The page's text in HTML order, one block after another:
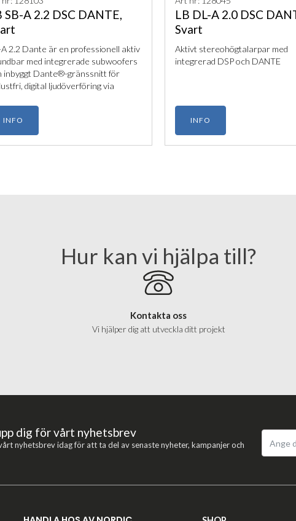
SB-A 2.2 DSC DANTE,
A 2.2 Dante är en professionell aktiv
med integrerade subwoofers
inbyggt Dante®-gränssnitt för
digital ljudöverföring via
integration i moderna
och levererar
talåtergivning med
DSP-styrning.
INFO
LB DL-A 2.0 DSC
Svart
Aktivt stereohögtalarpar med
integrerad DSP och DANTE
INFO
Hur kan vi hjälpa till?
Kontakta oss
Vi hjälper dig att utveckla ditt projekt
dig för vårt nyhetsbrev
nyhetsbrev idag för att ta del av senaste nyheter, kampanjer och